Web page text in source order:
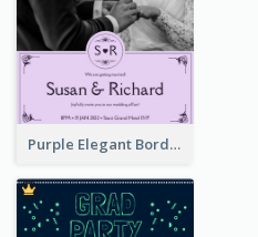
Purple Elegant Border With Photo Wedding Invitation